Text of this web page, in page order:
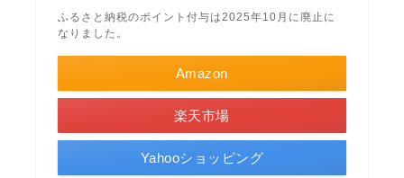
ふるさと納税のポイント付与は2025年10月に廃止に
なりました。
Amazon
楽天市場
Yahooショッピング